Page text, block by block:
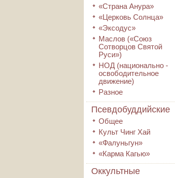
«Страна Анура»
«Церковь Солнца»
«Эксодус»
Маслов («Союз
Сотворцов Святой
Руси»)
НОД (национально -
освободительное
движение)
Разное
Псевдобуддийские
Общее
Культ Чинг Хай
«Фалуньгун»
«Карма Кагью»
Оккультные